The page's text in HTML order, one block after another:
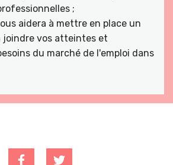
;
aidera à mettre en place un
joindre vos atteintes et
du marché de l'emploi dans